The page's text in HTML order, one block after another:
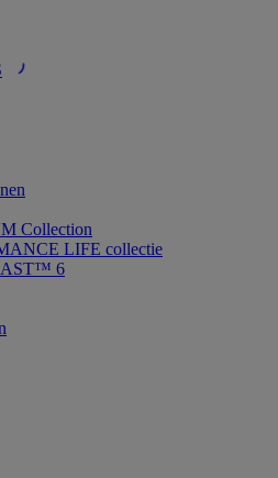
Collection
LIFE collectie
6